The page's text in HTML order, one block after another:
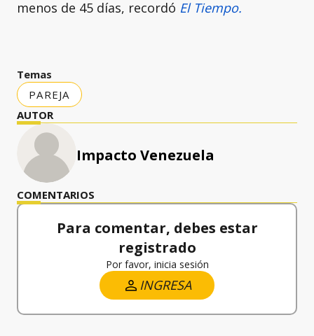
menos de 45 días, recordó El Tiempo.
Temas
PAREJA
AUTOR
Impacto Venezuela
COMENTARIOS
Para comentar, debes estar
registrado
Por favor, inicia sesión
INGRESA